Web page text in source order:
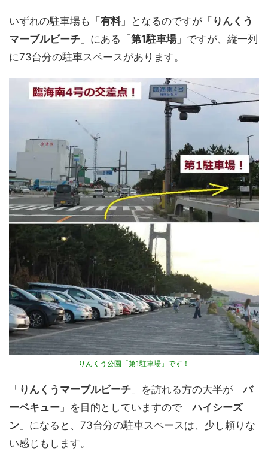
いずれの駐車場も「有料」となるのですが「 りんくう
マーブルビーチ 」にある「第1駐車場」ですが、縦一列
に73台分の駐車スペースがあります。
りんくう公園「第1駐車場」です！
「 りんくうマーブルビーチ 」を訪れる方の大半が「バ
ーベキュー 」を目的としていますので「ハイシーズ
ン 」になると、73台分の駐車スペースは、少し頼りな
い感じもします。